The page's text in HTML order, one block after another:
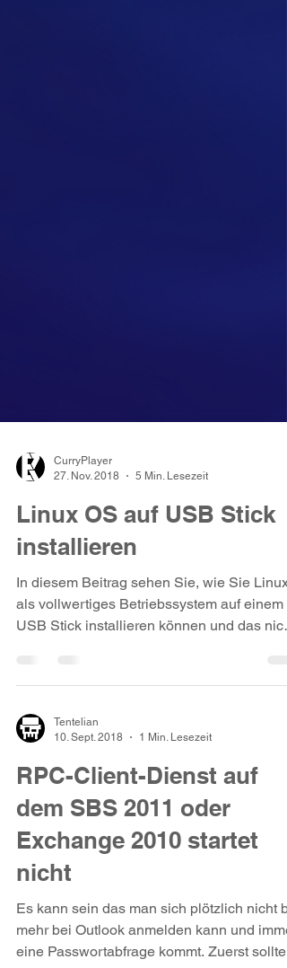
Linux OS auf USB Stick
installieren
In diesem Beitrag sehen Sie, wie Sie Linux
als vollwertiges Betriebssystem auf einem
Tentelian
RPC-Client-Dienst auf
dem SBS 2011 oder
Exchange 2010 startet
nicht
Es kann sein das man sich plötzlich nicht
mehr bei Outlook anmelden kann und